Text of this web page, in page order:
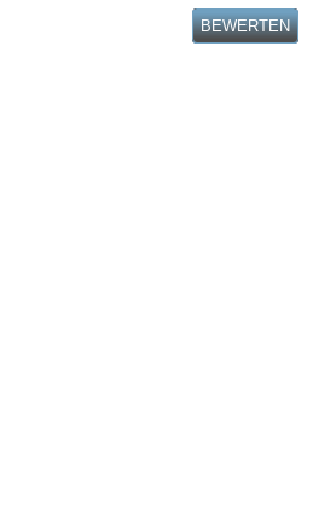
BEWERTEN